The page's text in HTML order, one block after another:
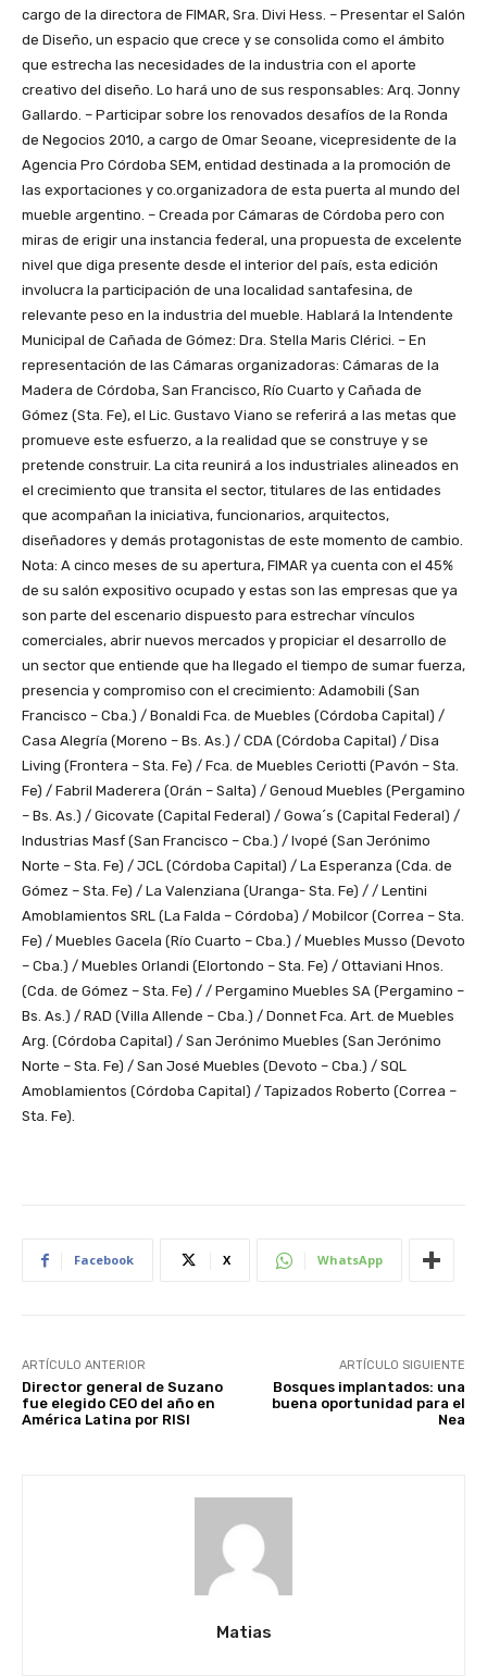
cargo de la directora de FIMAR, Sra. Divi Hess. – Presentar el Salón
de Diseño, un espacio que crece y se consolida como el ámbito
que estrecha las necesidades de la industria con el aporte
creativo del diseño. Lo hará uno de sus responsables: Arq. Jonny
Gallardo. – Participar sobre los renovados desafíos de la Ronda
de Negocios 2010, a cargo de Omar Seoane, vicepresidente de la
Agencia Pro Córdoba SEM, entidad destinada a la promoción de
las exportaciones y co.organizadora de esta puerta al mundo del
mueble argentino. – Creada por Cámaras de Córdoba pero con
miras de erigir una instancia federal, una propuesta de excelente
nivel que diga presente desde el interior del país, esta edición
involucra la participación de una localidad santafesina, de
relevante peso en la industria del mueble. Hablará la Intendente
Municipal de Cañada de Gómez: Dra. Stella Maris Clérici. – En
representación de las Cámaras organizadoras: Cámaras de la
Madera de Córdoba, San Francisco, Río Cuarto y Cañada de
Gómez (Sta. Fe), el Lic. Gustavo Viano se referirá a las metas que
promueve este esfuerzo, a la realidad que se construye y se
pretende construir. La cita reunirá a los industriales alineados en
el crecimiento que transita el sector, titulares de las entidades
que acompañan la iniciativa, funcionarios, arquitectos,
diseñadores y demás protagonistas de este momento de cambio.
Nota: A cinco meses de su apertura, FIMAR ya cuenta con el 45%
de su salón expositivo ocupado y estas son las empresas que ya
son parte del escenario dispuesto para estrechar vínculos
comerciales, abrir nuevos mercados y propiciar el desarrollo de
un sector que entiende que ha llegado el tiempo de sumar fuerza,
presencia y compromiso con el crecimiento: Adamobili (San
Francisco – Cba.) / Bonaldi Fca. de Muebles (Córdoba Capital) /
Casa Alegría (Moreno – Bs. As.) / CDA (Córdoba Capital) / Disa
Living (Frontera – Sta. Fe) / Fca. de Muebles Ceriotti (Pavón – Sta.
Fe) / Fabril Maderera (Orán – Salta) / Genoud Muebles (Pergamino
– Bs. As.) / Gicovate (Capital Federal) / Gowa´s (Capital Federal) /
Industrias Masf (San Francisco – Cba.) / Ivopé (San Jerónimo
Norte – Sta. Fe) / JCL (Córdoba Capital) / La Esperanza (Cda. de
Gómez – Sta. Fe) / La Valenziana (Uranga- Sta. Fe) / / Lentini
Amoblamientos SRL (La Falda – Córdoba) / Mobilcor (Correa – Sta.
Fe) / Muebles Gacela (Río Cuarto – Cba.) / Muebles Musso (Devoto
– Cba.) / Muebles Orlandi (Elortondo – Sta. Fe) / Ottaviani Hnos.
(Cda. de Gómez – Sta. Fe) / / Pergamino Muebles SA (Pergamino –
Bs. As.) / RAD (Villa Allende – Cba.) / Donnet Fca. Art. de Muebles
Arg. (Córdoba Capital) / San Jerónimo Muebles (San Jerónimo
Norte – Sta. Fe) / San José Muebles (Devoto – Cba.) / SQL
Amoblamientos (Córdoba Capital) / Tapizados Roberto (Correa –
Sta. Fe).
Facebook X WhatsApp
ARTÍCULO ANTERIOR
Director general de Suzano
fue elegido CEO del año en
América Latina por RISI
ARTÍCULO SIGUIENTE
Bosques implantados: una
buena oportunidad para el
Nea
Matias